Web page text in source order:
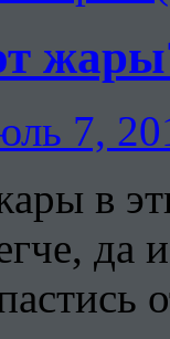
7,
в
да